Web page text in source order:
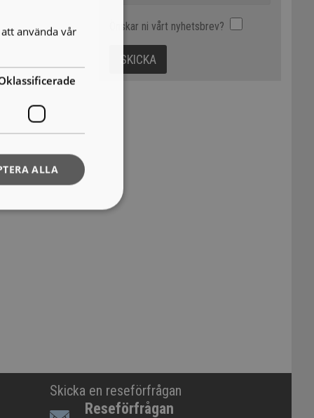
Önskar ni vårt nyhetsbrev?
Skicka en reseförfrågan
Reseförfrågan
använda vår
ALLA